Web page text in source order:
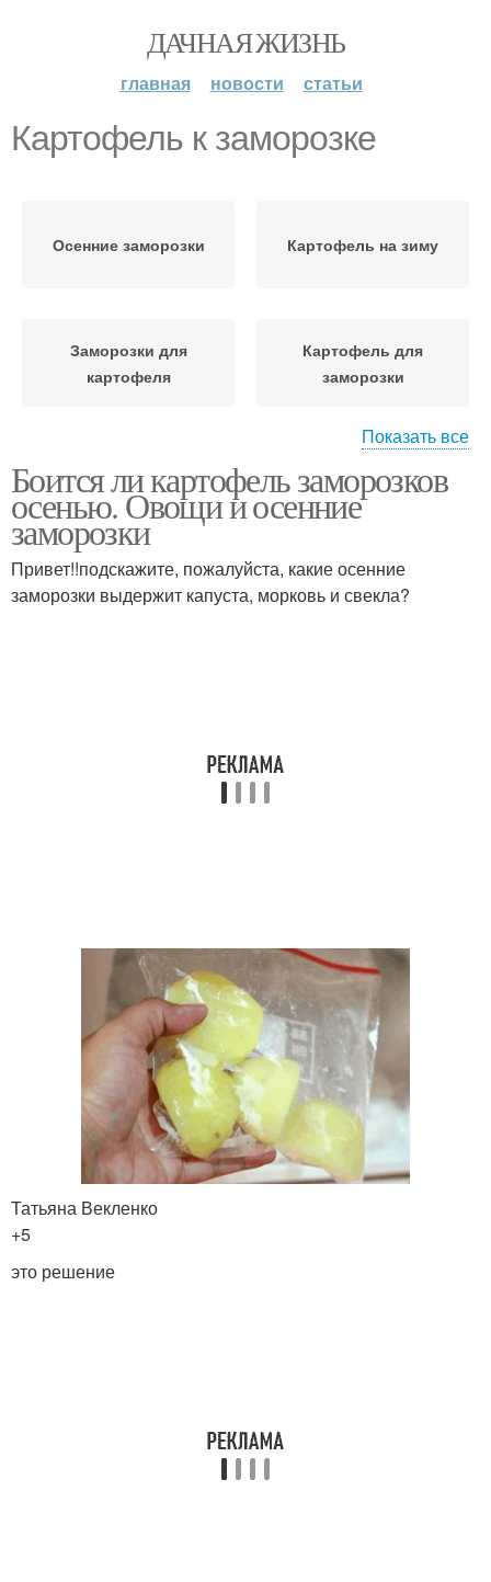
ДАЧНАЯ ЖИЗНЬ
главная новости статьи
Картофель к заморозке
Осенние заморозки Картофель на зиму
Заморозки для
картофеля
Картофель для
заморозки
Почвы для картофеля Заготовки из картофеля
Консервированный
Показать все
Боится ли картофель заморозков
осенью. Овощи и осенние
заморозки
Привет!!подскажите, пожалуйста, какие осенние
заморозки выдержит капуста, морковь и свекла?
Татьяна Векленко
+5
это решение